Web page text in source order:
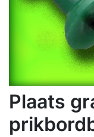
Plaats